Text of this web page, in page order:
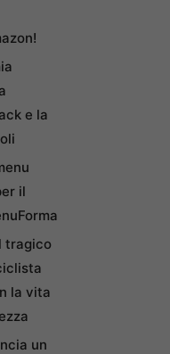
e la
il
tragico
la vita
un